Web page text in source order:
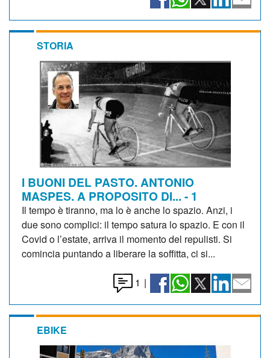
STORIA
I BUONI DEL PASTO. ANTONIO
MASPES. A PROPOSITO DI... - 1
Il tempo è tiranno, ma lo è anche lo spazio. Anzi, i
due sono complici: il tempo satura lo spazio. E con il
Covid o l’estate, arriva il momento del repulisti. Si
comincia puntando a liberare la soffitta, ci si...
1 |
EBIKE